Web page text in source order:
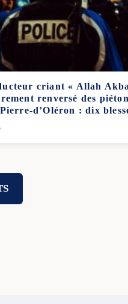
criant « Allah
renversé des
d’Oléron : dix